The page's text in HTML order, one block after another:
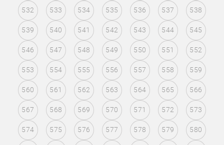
532 533 534 535 536 537 538
539 540 541 542 543 544 545
546 547 548 549 550 551 552
553 554 555 556 557 558 559
560 561 562 563 564 565 566
567 568 569 570 571 572 573
574 575 576 577 578 579 580